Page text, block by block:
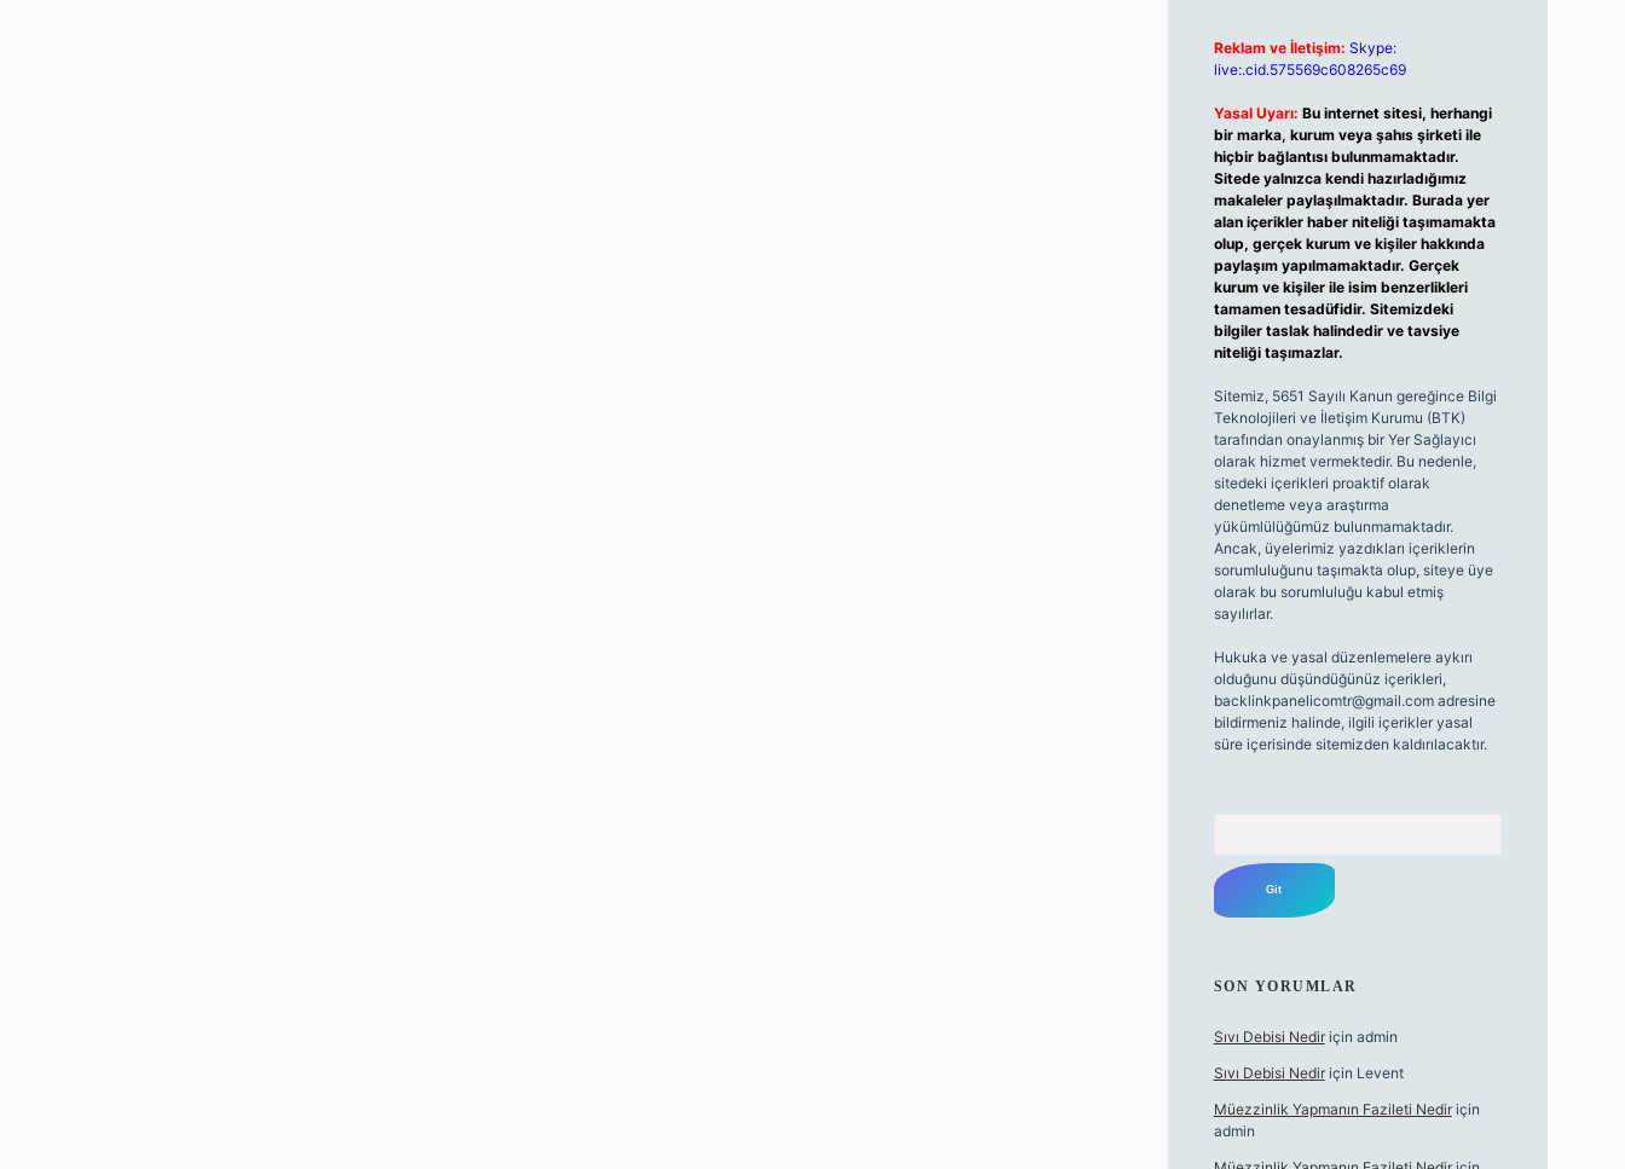
Reklam ve İletişim: Skype:
live:.cid.575569c608265c69
Yasal Uyarı: Bu internet sitesi, herhangi
bir marka, kurum veya şahıs şirketi ile
hiçbir bağlantısı bulunmamaktadır.
Sitede yalnızca kendi hazırladığımız
makaleler paylaşılmaktadır. Burada yer
alan içerikler haber niteliği taşımamakta
olup, gerçek kurum ve kişiler hakkında
paylaşım yapılmamaktadır. Gerçek
kurum ve kişiler ile isim benzerlikleri
tamamen tesadüfidir. Sitemizdeki
bilgiler taslak halindedir ve tavsiye
niteliği taşımazlar.
Sitemiz, 5651 Sayılı Kanun gereğince Bilgi
Teknolojileri ve İletişim Kurumu (BTK)
tarafından onaylanmış bir Yer Sağlayıcı
olarak hizmet vermektedir. Bu nedenle,
sitedeki içerikleri proaktif olarak
denetleme veya araştırma
yükümlülüğümüz bulunmamaktadır.
Ancak, üyelerimiz yazdıkları içeriklerin
sorumluluğunu taşımakta olup, siteye üye
olarak bu sorumluluğu kabul etmiş
sayılırlar.
Hukuka ve yasal düzenlemelere aykırı
olduğunu düşündüğünüz içerikleri,
backlinkpanelicomtr@gmail.comadresine
bildirmeniz halinde, ilgili içerikler yasal
süre içerisinde sitemizden kaldırılacaktır.
SON YORUMLAR
Sıvı Debisi Nediriçin admin
Sıvı Debisi Nediriçin Levent
Müezzinlik Yapmanın Fazileti Nediriçin
admin